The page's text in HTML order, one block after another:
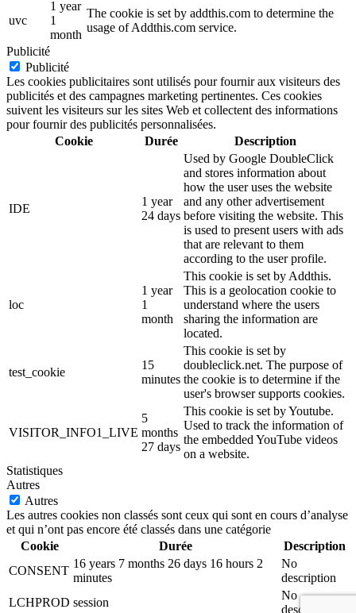
uvc
1 year
1
month
The cookie is set by addthis.com to determine the
usage of Addthis.com service.
Publicité
Publicité
Les cookies publicitaires sont utilisés pour fournir aux visiteurs des
publicités et des campagnes marketing pertinentes. Ces cookies
suivent les visiteurs sur les sites Web et collectent des informations
pour fournir des publicités personnalisées.
Cookie
Durée Description
IDE
1 year
24 days
Used by Google DoubleClick
and stores information about
how the user uses the website
and any other advertisement
before visiting the website. This
is used to present users with ads
that are relevant to them
according to the user profile.
loc
1 year
1
month
This cookie is set by Addthis.
This is a geolocation cookie to
understand where the users
sharing the information are
located.
test_cookie
15
minutes
This cookie is set by
doubleclick.net. The purpose of
the cookie is to determine if the
user's browser supports cookies.
VISITOR_INFO1_LIVE
5
months
27 days
This cookie is set by Youtube.
Used to track the information of
the embedded YouTube videos
on a website.
Statistiques
Autres
Autres
Les autres cookies non classés sont ceux qui sont en cours d’analyse
et qui n’ont pas encore été classés dans une catégorie
Cookie
Durée
Description
CONSENT
16 years 7 months 26 days 16 hours 2
minutes
No
description
LCHPROD session
No
description